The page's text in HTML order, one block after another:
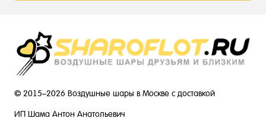
© 2015–2026 Воздушные шары в Москве с доставкой
ИП Шама Антон Анатольевич